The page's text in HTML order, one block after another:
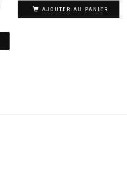
AJOUTER AU PANIER